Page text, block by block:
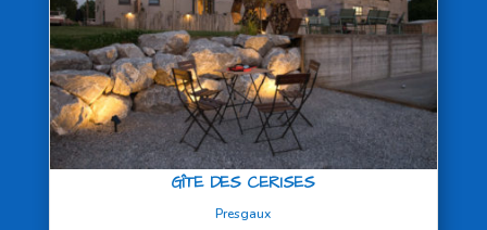
GÎTE DES CERISES
Presgaux